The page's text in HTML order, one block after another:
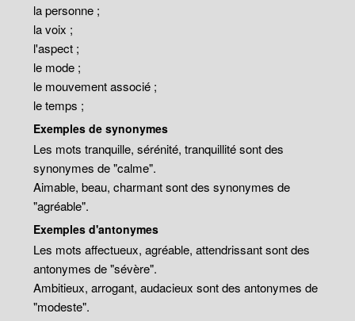
la personne ;
la voix ;
l'aspect ;
le mode ;
le mouvement associé ;
le temps ;
Exemples de synonymes
Les mots tranquille, sérénité, tranquillité sont des
synonymes de "calme".
Aimable, beau, charmant sont des synonymes de
"agréable".
Exemples d'antonymes
Les mots affectueux, agréable, attendrissant sont des
antonymes de "sévère".
Ambitieux, arrogant, audacieux sont des antonymes de
"modeste".